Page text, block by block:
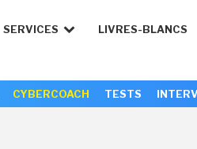
SERVICES LIVRES-BLANCS
CYBERCOACH TESTS